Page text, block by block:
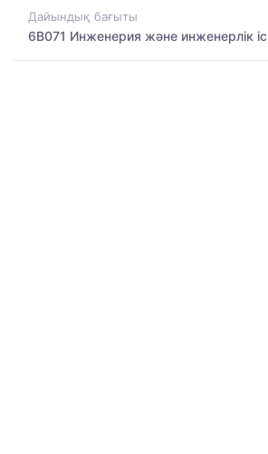
Дайындық бағыты
6B071 Инженерия және инженерлік іс